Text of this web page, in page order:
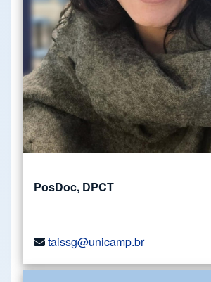
PosDoc, DPCT
taissg@unicamp.br